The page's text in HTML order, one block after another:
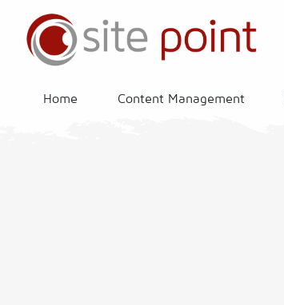
Home Content Management